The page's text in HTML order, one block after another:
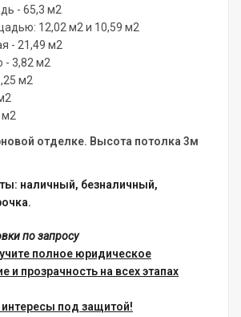
- 65,3 м2
12,02 м2 и 10,59 м2
- 21,49 м2
- 3,82 м2
м2
м2
отделке. Высота потолка 3м
наличный, безналичный,
по запросу
полное юридическое
и прозрачность на всех этапах
под защитой!